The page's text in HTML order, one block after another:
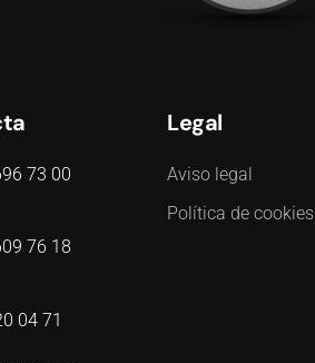
73 00
76 18
04 71
Legal
Aviso legal
Política de cookies